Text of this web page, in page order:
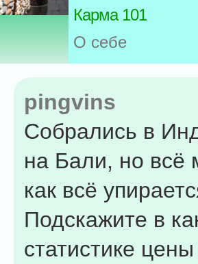
Карма 101
О себе
pingvins
Собрались в
на Бали, но всё
как всё
Подскажите в
статистике